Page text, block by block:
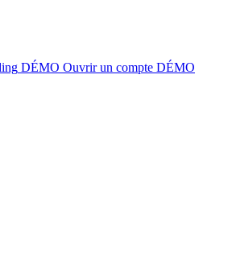
DÉMO Ouvrir un compte DÉMO